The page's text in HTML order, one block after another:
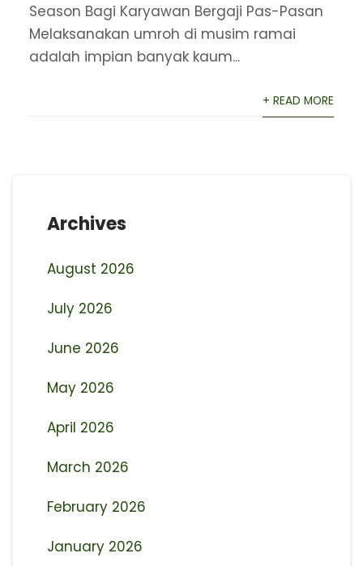
Season Bagi Karyawan Bergaji Pas-Pasan
Melaksanakan umroh di musim ramai
adalah impian banyak kaum...
+ READ MORE
Archives
August 2026
July 2026
June 2026
May 2026
April 2026
March 2026
February 2026
January 2026